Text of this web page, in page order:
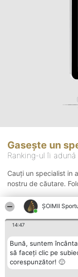
ȘOIMII
14:47
Bună, suntem
să faceți clic pe
corespunzător! 🙂
Gasește un
Ranking-ul îi
Cauți un specialist in
nostru de căutare.